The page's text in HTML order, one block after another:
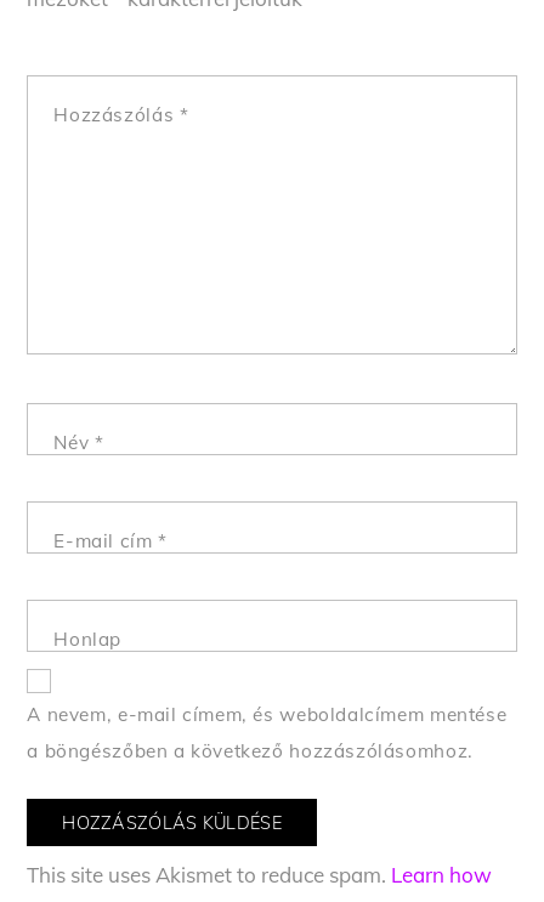
Hozzászólás *
Név *
E-mail cím*
Honlap
A nevem, e-mail címem, és weboldalcímem mentése
a böngészőben a következő hozzászólásomhoz.
This site uses Akismet to reduce spam. Learn how